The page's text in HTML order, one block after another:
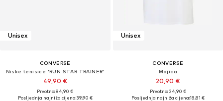
Unisex
CONVERSE
Niske tenisice 'RUN STAR TRAINER'
49,90 €
Prvotno: 84,90 €
Posljednja najniža cijena:39,90 €
Unisex
CONVERSE
Majica
20,90 €
Prvotno: 24,90 €
Posljednja najniža cijena:18,81 €